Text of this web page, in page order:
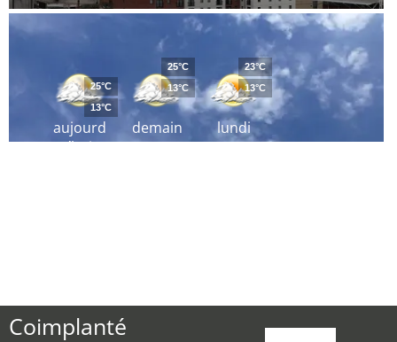
aujourd
´hui
25°C
13°C
demain
25°C
13°C
lundi
23°C
13°C
Coimplanté